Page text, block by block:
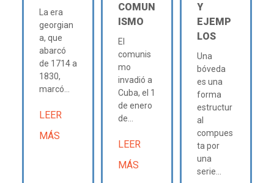
La era
georgian
a, que
abarcó
de 1714 a
1830,
marcó...
LEER
MÁS
COMUN
ISMO
El
comunis
mo
invadió a
Cuba, el 1
de enero
de...
LEER
MÁS
Y
EJEMP
LOS
Una
bóveda
es una
forma
estructur
al
compues
ta por
una
serie...